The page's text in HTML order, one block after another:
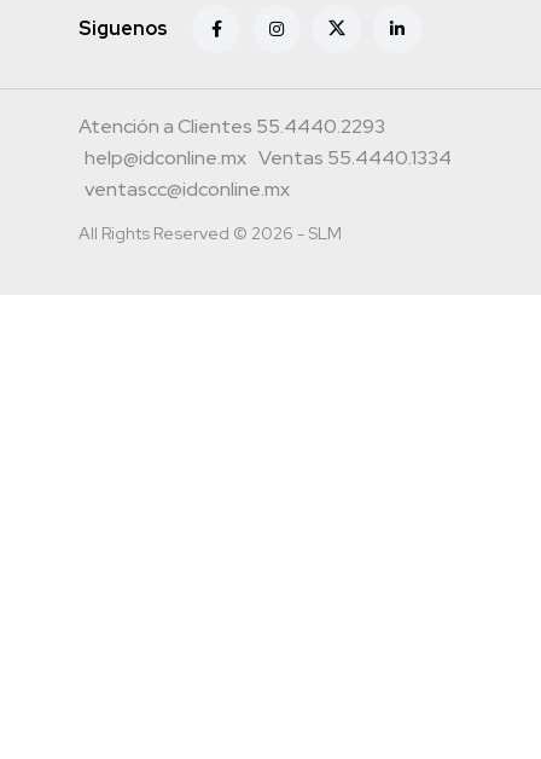
Siguenos
Atención a Clientes 55.4440.2293
help@idconline.mx Ventas 55.4440.1334
ventascc@idconline.mx
All Rights Reserved © 2026 - SLM